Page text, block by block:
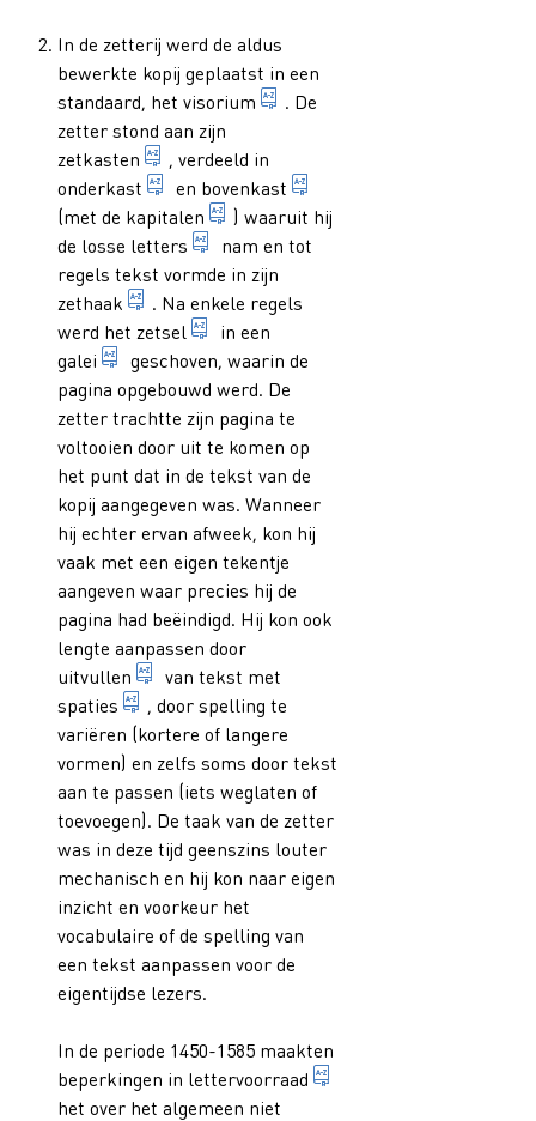
In de zetterij werd de aldus
bewerkte kopij geplaatst in een
standaard, het visorium In onbruik geraakt stuk
. De
zetter stond aan zijn
zetkasten
in vakjes verdeelde lade(n) waarin het
, verdeeld in
onderkast
kleine letters; oorspronkelijk de onderaan
en bovenkast
(met de kapitalen 1. in typografie: hoofdletter. 2. bij
) waaruit hij
de losse letters metalen staafje met daarop het
nam en tot
regels tekst vormde in zijn
zethaak
bakvormig houten of messing instrument
. Na enkele regels
werd het zetsel tekst in de vorm van regels en
in een
galei
rechthoekige houten of metalen plaat met drie
geschoven, waarin de
pagina opgebouwd werd. De
zetter trachtte zijn pagina te
voltooien door uit te komen op
het punt dat in de tekst van de
kopij aangegeven was. Wanneer
hij echter ervan afweek, kon hij
vaak met een eigen tekentje
aangeven waar precies hij de
pagina had beëindigd. Hij kon ook
lengte aanpassen door
uitvullen
bij het zetten: vergroten (of verkleinen) van
van tekst met
spaties
in typografie: ruimte (wit) tussen letters
, door spelling te
variëren (kortere of langere
vormen) en zelfs soms door tekst
aan te passen (iets weglaten of
toevoegen). De taak van de zetter
was in deze tijd geenszins louter
mechanisch en hij kon naar eigen
inzicht en voorkeur het
vocabulaire of de spelling van
een tekst aanpassen voor de
eigentijdse lezers.
In de periode 1450-1585 maakten
beperkingen in lettervoorraad
het over het algemeen niet